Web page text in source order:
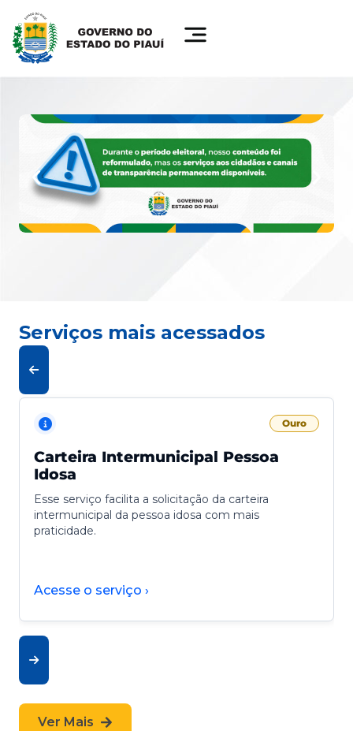
Serviços mais acessados
Ouro
Carteira Intermunicipal Pessoa
Idosa
Esse serviço facilita a solicitação da carteira
intermunicipal da pessoa idosa com mais
praticidade.
Acesse o serviço ›
Ver Mais